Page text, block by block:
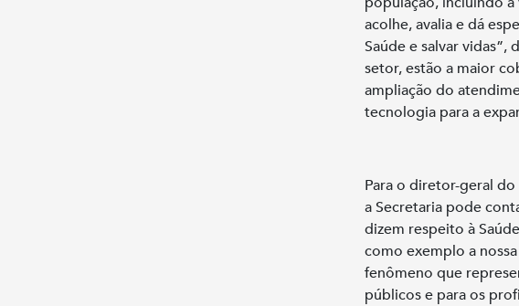
acolhe, avalia e dá
Saúde e salvar vidas”,
setor, estão a maior
ampliação do
tecnologia para a
Para o diretor-geral
a Secretaria pode
dizem respeito à
como exemplo a
fenômeno que
públicos e para os